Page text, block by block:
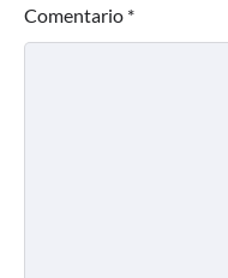
Comentario *